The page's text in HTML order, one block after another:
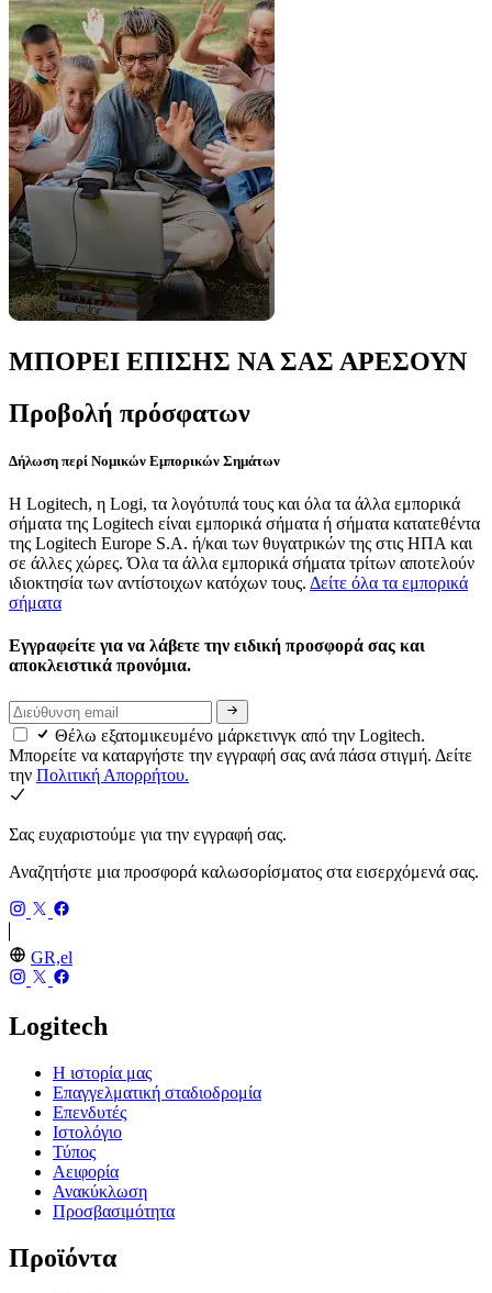
ΜΠΟΡΕΙ ΕΠΙΣΗΣ ΝΑ ΣΑΣ ΑΡΕΣΟΥΝ
Προβολή πρόσφατων
Δήλωση περί Νομικών Εμπορικών Σημάτων
Η Logitech, η Logi, τα λογότυπά τους και όλα τα άλλα εμπορικά
σήματα της Logitech είναι εμπορικά σήματα ή σήματα κατατεθέντα
της Logitech Europe S.A. ή/και των θυγατρικών της στις ΗΠΑ και
σε άλλες χώρες. Όλα τα άλλα εμπορικά σήματα τρίτων αποτελούν
ιδιοκτησία των αντίστοιχων κατόχων τους. Δείτε όλα τα εμπορικά
σήματα
Εγγραφείτε για να λάβετε την ειδική προσφορά σας και
αποκλειστικά προνόμια.
Θέλω εξατομικευμένο μάρκετινγκ από την Logitech.
Μπορείτε να καταργήστε την εγγραφή σας ανά πάσα στιγμή. Δείτε
την Πολιτική Απορρήτου.
Σας ευχαριστούμε για την εγγραφή σας.
Αναζητήστε μια προσφορά καλωσορίσματος στα εισερχόμενά σας.
GR,el
Logitech
Η ιστορία μας
Επαγγελματική σταδιοδρομία
Επενδυτές
Ιστολόγιο
Τύπος
Αειφορία
Ανακύκλωση
Προσβασιμότητα
Προϊόντα